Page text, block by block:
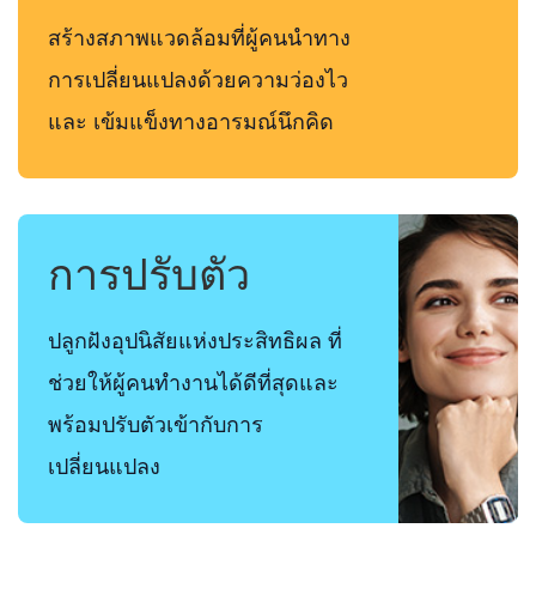
สร้างสภาพแวดล้อมที่ผู้คนนำทาง
การเปลี่ยนแปลงด้วยความว่องไว
และ เข้มแข็งทางอารมณ์นึกคิด
การปรับตัว
ปลูกฝังอุปนิสัยแห่งประสิทธิผล ที่
ช่วยให้ผู้คนทำงานได้ดีที่สุดและ
พร้อมปรับตัวเข้ากับการ
เปลี่ยนแปลง